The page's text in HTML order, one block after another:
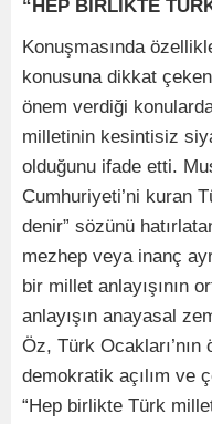
“HEP BİRLİKTE
Konuşmasında
konusuna dikkat
önem verdiği
milletinin kesintisiz
olduğunu ifade etti.
Cumhuriyeti’ni kuran
denir” sözünü
mezhep veya inanç
bir millet anlayışının
anlayışın anayasal
Öz, Türk
demokratik açılım ve
“Hep birlikte Türk